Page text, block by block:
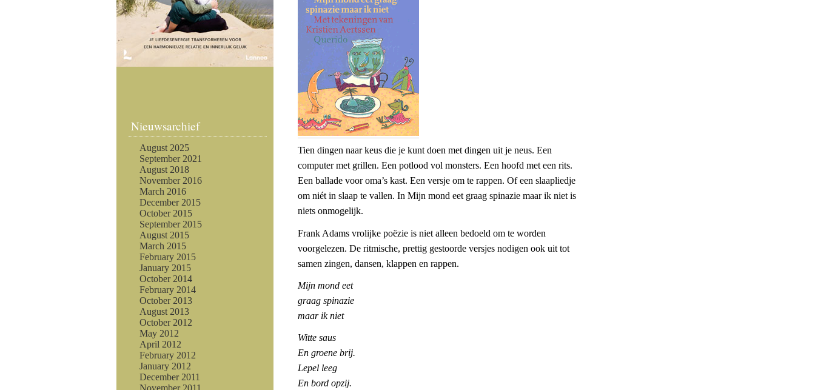
Nieuwsarchief
August 2025
September 2021
August 2018
November 2016
March 2016
December 2015
October 2015
September 2015
August 2015
March 2015
February 2015
January 2015
October 2014
February 2014
October 2013
August 2013
October 2012
May 2012
April 2012
February 2012
January 2012
December 2011
November 2011
Tien dingen naar keus die je kunt doen met dingen uit je neus. Een
computer met grillen. Een potlood vol monsters. Een hoofd met een rits.
Een ballade voor oma’s kast. Een versje om te rappen. Of een slaapliedje
om niét in slaap te vallen. In Mijn mond eet graag spinazie maar ik niet is
niets onmogelijk.
Frank Adams vrolijke poëzie is niet alleen bedoeld om te worden
voorgelezen. De ritmische, prettig gestoorde versjes nodigen ook uit tot
samen zingen, dansen, klappen en rappen.
Mijn mond eet
graag spinazie
maar ik niet
Witte saus
En groene brij.
Lepel leeg
En bord opzij.